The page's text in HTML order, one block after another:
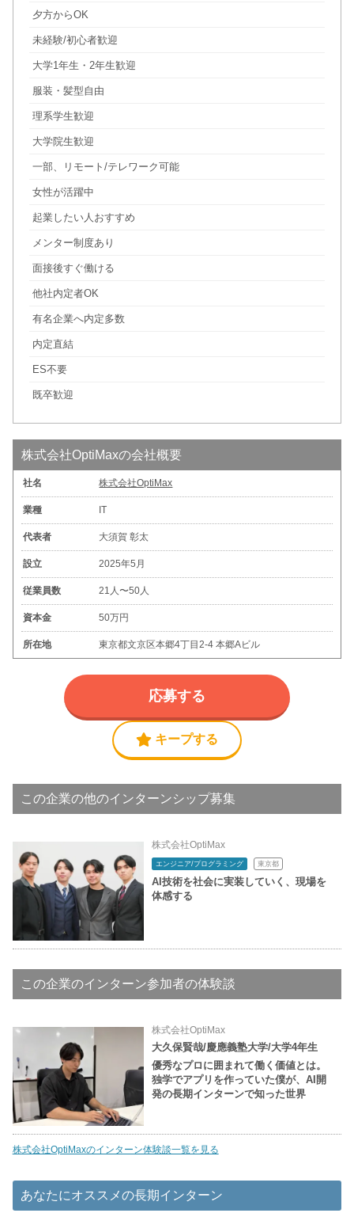
夕方からOK
未経験/初心者歓迎
大学1年生・2年生歓迎
服装・髪型自由
理系学生歓迎
大学院生歓迎
一部、リモート/テレワーク可能
女性が活躍中
起業したい人おすすめ
メンター制度あり
面接後すぐ働ける
他社内定者OK
有名企業へ内定多数
内定直結
ES不要
既卒歓迎
株式会社OptiMaxの会社概要
社名 株式会社OptiMax
業種 IT
代表者 大須賀 彰太
設立 2025年5月
従業員数 21人〜50人
資本金 50万円
所在地 東京都文京区本郷4丁目2-4 本郷Aビル
キープする
応募する
この企業の他のインターンシップ募集
株式会社OptiMax
エンジニア/プログラミング 東京都
AI技術を社会に実装していく、現場を
体感する
この企業のインターン参加者の体験談
株式会社OptiMax
大久保賢哉/慶應義塾大学/大学4年生
優秀なプロに囲まれて働く価値とは。
独学でアプリを作っていた僕が、AI開
発の長期インターンで知った世界
株式会社OptiMaxのインターン体験談一覧を見る
あなたにオススメの長期インターン